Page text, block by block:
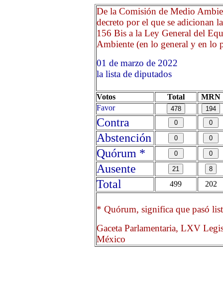
De la Comisión de Medio
decreto por el que se adicionan
156 Bis a la Ley General del
Ambiente (en lo general y en lo
01 de marzo de 2022
la lista de diputados
Votos Total
MRN
Favor
Contra
Abstención
Quórum *
Ausente
Total
499 202
* Quórum, significa que pasó
Gaceta Parlamentaria, LXV
México